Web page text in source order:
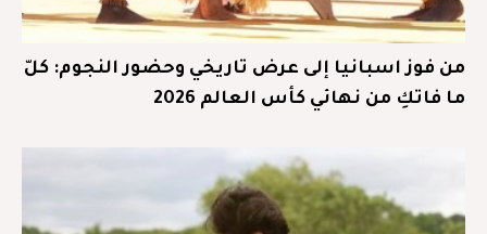
من فوز اسبانيا إلى عرض تاريخي وحضور النجوم: كلّ
ما فاتكِ من نهائي كأس العالم 2026